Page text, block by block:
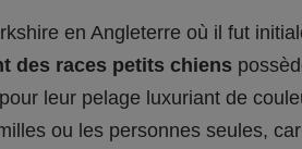
en Angleterre où il fut
des races petits chiens
leur pelage luxuriant de
ou les personnes seules,